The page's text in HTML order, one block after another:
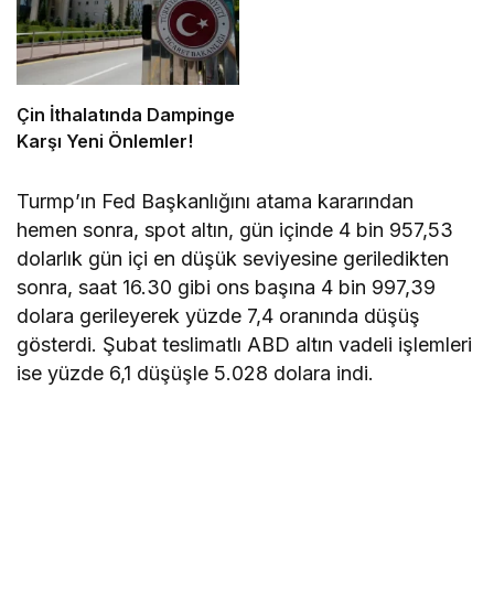
Çin İthalatında Dampinge
Karşı Yeni Önlemler!
Turmp’ın Fed Başkanlığını atama kararından
hemen sonra, spot altın, gün içinde 4 bin 957,53
dolarlık gün içi en düşük seviyesine geriledikten
sonra, saat 16.30 gibi ons başına 4 bin 997,39
dolara gerileyerek yüzde 7,4 oranında düşüş
gösterdi. Şubat teslimatlı ABD altın vadeli işlemleri
ise yüzde 6,1 düşüşle 5.028 dolara indi.